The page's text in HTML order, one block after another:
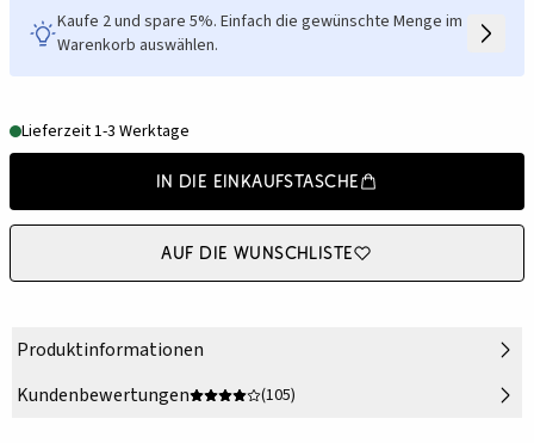
Kaufe 2 und spare 5%. Einfach die gewünschte Menge im
Warenkorb auswählen.
Lieferzeit 1-3 Werktage
In die Einkaufstasche
Auf die Wunschliste
Produktinformationen
Kundenbewertungen
(105)